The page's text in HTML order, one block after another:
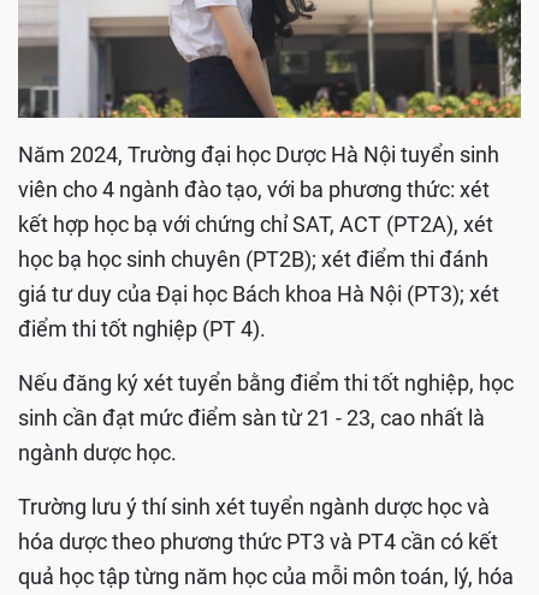
Năm 2024, Trường đại học Dược Hà Nội tuyển sinh
viên cho 4 ngành đào tạo, với ba phương thức: xét
kết hợp học bạ với chứng chỉ SAT, ACT (PT2A), xét
học bạ học sinh chuyên (PT2B); xét điểm thi đánh
giá tư duy của Đại học Bách khoa Hà Nội (PT3); xét
điểm thi tốt nghiệp (PT 4).
Nếu đăng ký xét tuyển bằng điểm thi tốt nghiệp, học
sinh cần đạt mức điểm sàn từ 21 - 23, cao nhất là
ngành dược học.
Trường lưu ý thí sinh xét tuyển ngành dược học và
hóa dược theo phương thức PT3 và PT4 cần có kết
quả học tập từng năm học của mỗi môn toán, lý, hóa